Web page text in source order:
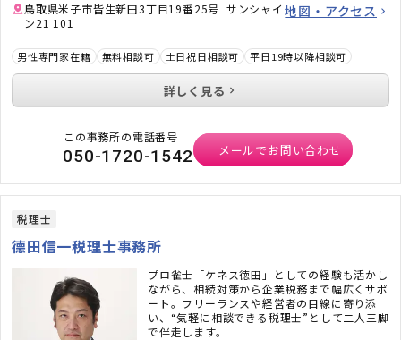
鳥取県米子市皆生新田3丁目19番25号 サンシャイ
ン21 101
地図・アクセス
男性専門家在籍 無料相談可 土日祝日相談可 平日19時以降相談可
詳しく見る
この事務所の電話番号
050-1720-1542 メールでお問い合わせ
税理士
德田信一税理士事務所
プロ雀士「ケネス徳田」としての経験も活かし
ながら、相続対策から企業税務まで幅広くサポ
ート。フリーランスや経営者の目線に寄り添
い、“気軽に相談できる税理士”として二人三脚
で伴走します。